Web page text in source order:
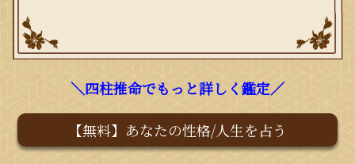
＼四柱推命でもっと詳しく鑑定／
【無料】あなたの性格/人生を占う